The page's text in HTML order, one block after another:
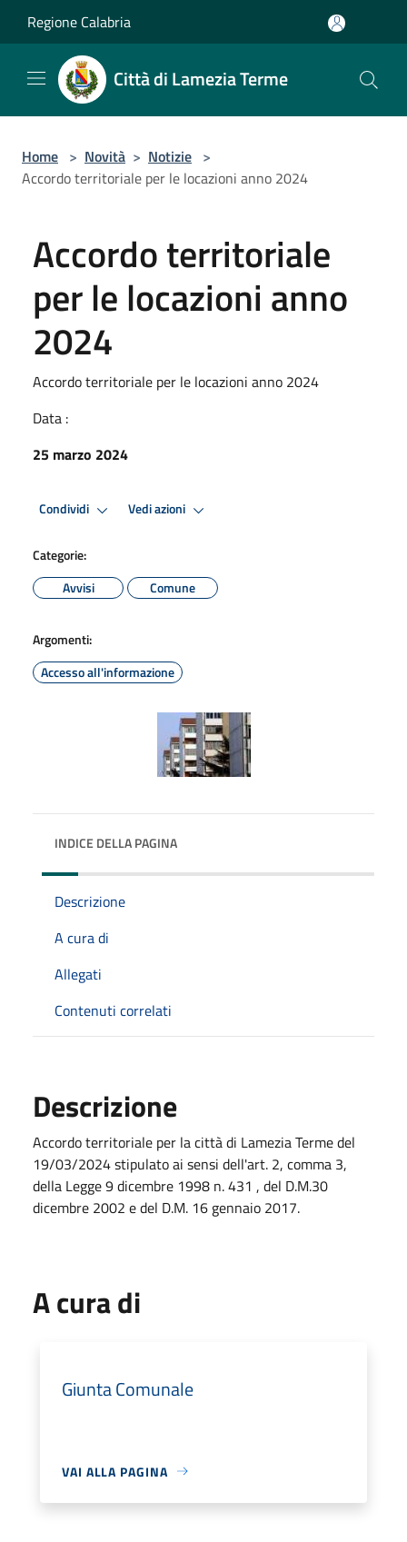
Regione Calabria
Città di Lamezia Terme
Home > Novità > Notizie >
Accordo territoriale per le locazioni anno 2024
Accordo territoriale
per le locazioni anno
2024
Accordo territoriale per le locazioni anno 2024
Data :
25 marzo 2024
Condividi Vedi azioni
Categorie:
Avvisi
Comune
Argomenti:
Accesso all'informazione
INDICE DELLA PAGINA
Descrizione
A cura di
Allegati
Contenuti correlati
Descrizione
Accordo territoriale per la città di Lamezia Terme del
19/03/2024 stipulato ai sensi dell'art. 2, comma 3,
della Legge 9 dicembre 1998 n. 431 , del D.M.30
dicembre 2002 e del D.M. 16 gennaio 2017.
A cura di
Giunta Comunale
VAI ALLA PAGINA